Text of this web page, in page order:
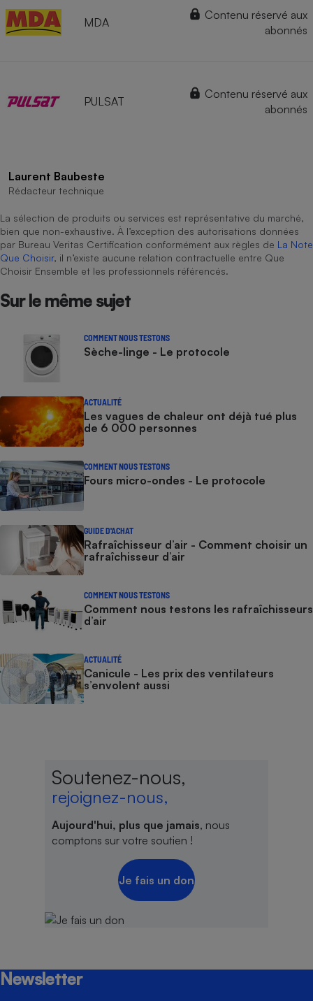
MDA
Contenu réservé aux
abonnés
PULSAT
Contenu réservé aux
abonnés
Laurent Baubeste
Rédacteur technique
La sélection de produits ou services est représentative du marché,
bien que non-exhaustive. À l’exception des autorisations données
par Bureau Veritas Certification conformément aux règles de La Note
Que Choisir, il n’existe aucune relation contractuelle entre Que
Choisir Ensemble et les professionnels référencés.
Sur le même sujet
COMMENT NOUS TESTONS
Sèche-linge - Le protocole
ACTUALITÉ
Les vagues de chaleur ont déjà tué plus
de 6 000 personnes
COMMENT NOUS TESTONS
Fours micro-ondes - Le protocole
GUIDE D'ACHAT
Rafraîchisseur d’air - Comment choisir un
rafraîchisseur d’air
COMMENT NOUS TESTONS
Comment nous testons les rafraîchisseurs
d’air
ACTUALITÉ
Canicule - Les prix des ventilateurs
s’envolent aussi
Soutenez-nous,
rejoignez-nous,
Aujourd'hui, plus que jamais, nous
comptons sur votre soutien !
Je fais un don
Newsletter